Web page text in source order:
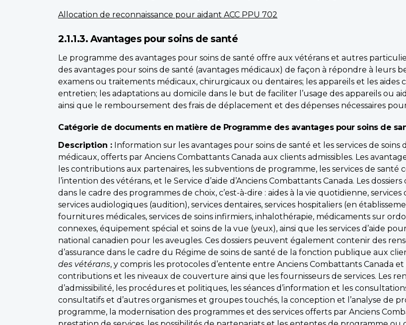
Allocation de reconnaissance pour aidant ACC PPU 702
2.1.1.3. Avantages pour soins de santé
Le programme des avantages pour soins de santé offre aux vétérans et autres
des avantages pour soins de santé (avantages médicaux) de façon à répondre à leurs
examens ou traitements médicaux, chirurgicaux ou dentaires; les appareils et les
entretien; les adaptations au domicile dans le but de faciliter l’usage des appareils ou
ainsi que le remboursement des frais de déplacement et des dépenses nécessaires
Catégorie de documents en matière de Programme des avantages pour soins de
Description : Information sur les avantages pour soins de santé et les services de
médicaux, offerts par Anciens Combattants Canada aux clients admissibles. Les
les contributions aux partenaires, les subventions de programme, les services de santé
l’intention des vétérans, et le Service d’aide d’Anciens Combattants Canada. Les
dans le cadre des programmes de choix, c’est-à-dire : aides à la vie quotidienne,
services audiologiques (audition), services dentaires, services hospitaliers (en
fournitures médicales, services de soins infirmiers, inhalothérapie, médicaments sur
connexes, équipement spécial et soins de la vue (yeux), ainsi que les services d’aide
national canadien pour les aveugles. Ces dossiers peuvent également contenir des
d’assurance dans le cadre du Régime de soins de santé de la fonction publique aux
des vétérans, y compris les protocoles d’entente entre Anciens Combattants Canada
contributions et les niveaux de couverture ainsi que les fournisseurs de services. Les
d’admissibilité, les procédures et politiques, les séances d’information et les
consultatifs et d’autres organismes et groupes touchés, la conception et l’analyse de
programme, la modernisation des programmes et des services offerts par Anciens